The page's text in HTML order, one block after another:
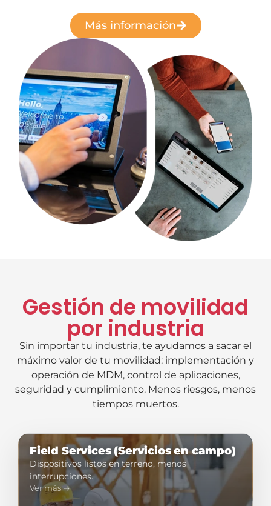
Más información
Gestión de movilidad
por industria
Sin importar tu industria, te ayudamos a sacar el
máximo valor de tu movilidad: implementación y
operación de MDM, control de aplicaciones,
seguridad y cumplimiento. Menos riesgos, menos
tiempos muertos.
Field Services (Servicios en campo)
Dispositivos listos en terreno, menos
interrupciones.
Ver más →